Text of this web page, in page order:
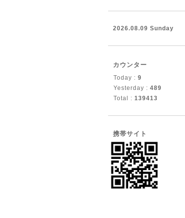
2026.08.09 Sunday
カウンター
Today : 9
Yesterday : 489
Total : 139413
携帯サイト